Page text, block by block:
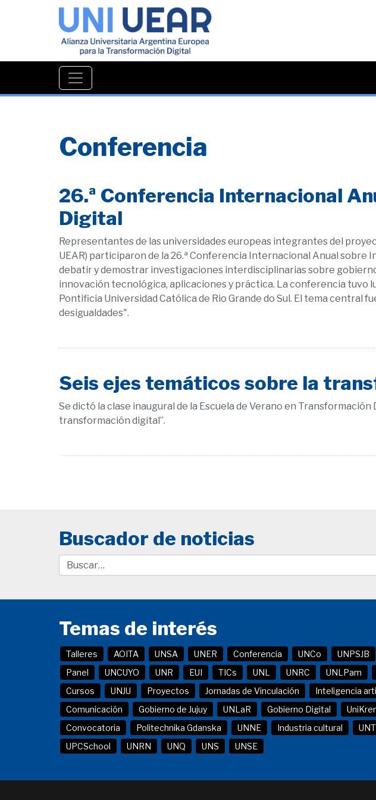
Conferencia
26.ª Conferencia Internacional
Digital
Representantes de las universidades europeas integrantes del
UEAR) participaron de la 26.ª Conferencia Internacional Anual sobre
debatir y demostrar investigaciones interdisciplinarias sobre
innovación tecnológica, aplicaciones y práctica. La conferencia tuvo
Pontificia Universidad Católica de Rio Grande do Sul. El tema central
desigualdades".
Seis ejes temáticos sobre la
Se dictó la clase inaugural de la Escuela de Verano en
transformación digital”.
Buscador de noticias
Temas de interés
Talleres AOITA UNSA UNER Conferencia UNCo UNPSJB
Panel
UNCUYO UNR EUI TICs UNL UNRC UNLPam
Cursos
UNJU Proyectos Jornadas de Vinculación Inteligencia
Comunicación
Gobierno de Jujuy UNLaR Gobierno Digital
Convocatoria
Politechnika Gdanska UNNE Industria cultural UNT
UPCSchool
UNRN UNQ UNS UNSE